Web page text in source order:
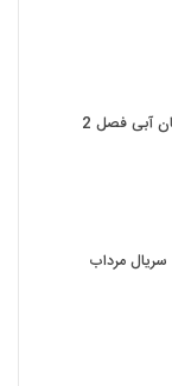
دانلود سریال نیسان آبی فصل 2